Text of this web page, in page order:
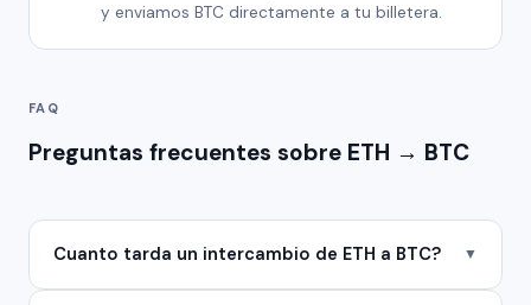
y enviamos BTC directamente a tu billetera.
FAQ
Preguntas frecuentes sobre ETH → BTC
Cuanto tarda un intercambio de ETH a BTC? ▼